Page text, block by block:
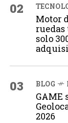
02
Motor
ruedas
solo
03 BLOG
GAME
2026